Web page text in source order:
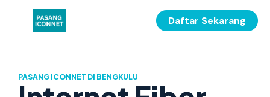
Daftar Sekarang
PASANG ICONNET DI BENGKULU